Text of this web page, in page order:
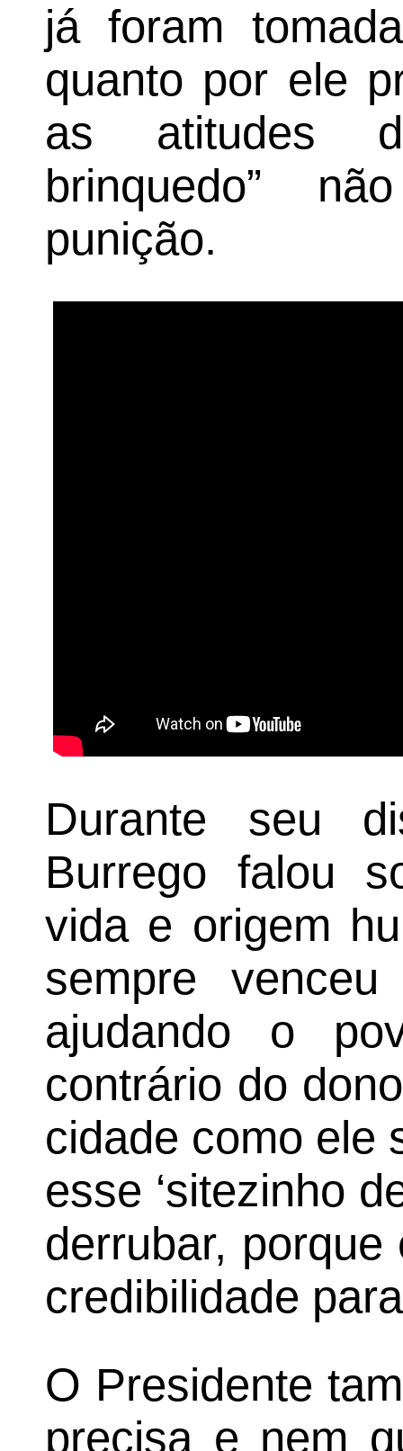
já foram
quanto por ele
as atitudes
brinquedo”
punição.
Durante seu
Burrego falou
vida e origem
sempre
ajudando o
contrário do
cidade como ele
esse ‘sitezinho
derrubar,
credibilidade
O Presidente
precisa e nem